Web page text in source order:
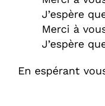
J’espère
Merci à
J’espère
En espérant